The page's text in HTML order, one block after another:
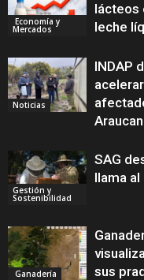
Economía y
Mercados
lácteos
leche
Noticias
INDAP
Gestión y
Sostenibilidad
SAG
llama
Ganadería
sus